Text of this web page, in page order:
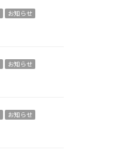
お知らせ
お知らせ
お知らせ